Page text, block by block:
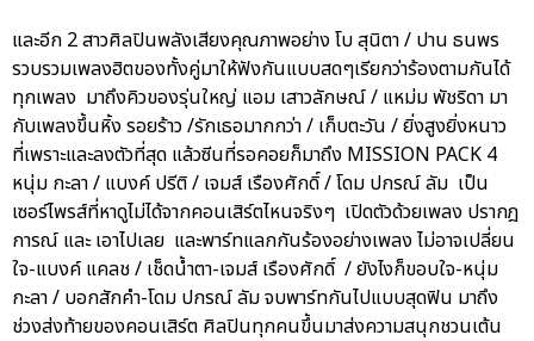
และอีก 2 สาวศิลปินพลังเสียงคุณภาพอย่าง โบ สุนิตา / ปาน ธนพร
รวบรวมเพลงฮิตของทั้งคู่มาให้ฟังกันแบบสดๆเรียกว่าร้องตามกันได้
ทุกเพลง มาถึงคิวของรุ่นใหญ่ แอม เสาวลักษณ์ / แหม่ม พัชริดา มา
กับเพลงขึ้นหิ้ง รอยร้าว /รักเธอมากกว่า / เก็บตะวัน / ยิ่งสูงยิ่งหนาว
ที่เพราะและลงตัวที่สุด แล้วซีนที่รอคอยก็มาถึง MISSION PACK 4
หนุ่ม กะลา / แบงค์ ปรีติ / เจมส์ เรืองศักดิ์ / โดม ปกรณ์ ลัม เป็น
เซอร์ไพรส์ที่หาดูไม่ได้จากคอนเสิร์ตไหนจริงๆ เปิดตัวด้วยเพลง ปรากฎ
การณ์ และ เอาไปเลย และพาร์ทแลกกันร้องอย่างเพลง ไม่อาจเปลี่ยน
ใจ-แบงค์ แคลช / เช็ดน้ำตา-เจมส์ เรืองศักดิ์ / ยังไงก็ขอบใจ-หนุ่ม
กะลา / บอกสักคำ-โดม ปกรณ์ ลัม จบพาร์ทกันไปแบบสุดฟิน มาถึง
ช่วงส่งท้ายของคอนเสิร์ต ศิลปินทุกคนขึ้นมาส่งความสนุกชวนเต้น